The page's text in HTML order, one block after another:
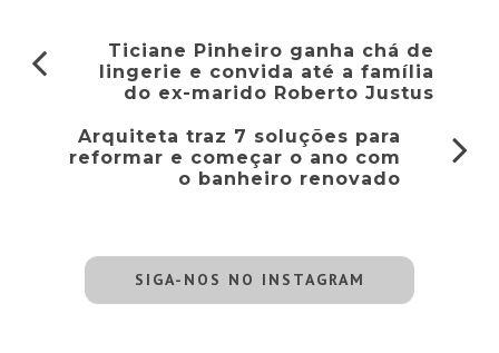
Ticiane Pinheiro ganha chá de
lingerie e convida até a família
do ex-marido Roberto Justus
Arquiteta traz 7 soluções para
reformar e começar o ano com
o banheiro renovado
SIGA-NOS NO INSTAGRAM